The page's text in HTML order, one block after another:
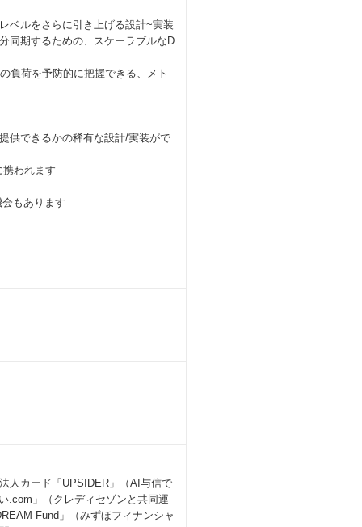
ベルをさらに引き上げる設計~実装
同期するための、スケーラブルなD
負荷を予防的に把握できる、メト
供できるかの稀有な設計/実装がで
携われます
もあります
人カード「UPSIDER」（AI与信で
.com」（クレディセゾンと共同運
Fund」（みずほフィナンシャ